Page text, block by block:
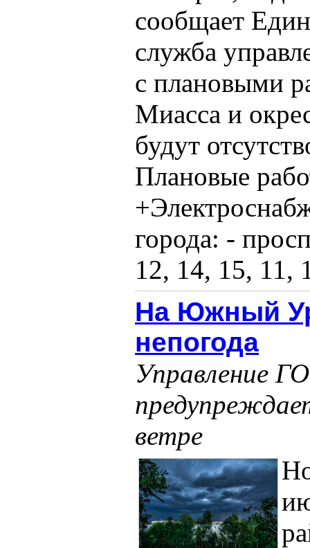
сообщает
служба
с плановыми
Миасса и
будут
Плановые
города: -
12, 14, 15, 11,
На Южный
непогода
Управление
ветре